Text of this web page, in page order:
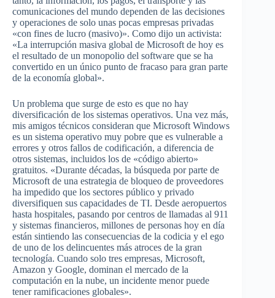
comunicaciones del mundo dependen de las decisiones
y operaciones de solo unas pocas empresas privadas
«con fines de lucro (masivo)». Como dijo un activista:
«La interrupción masiva global de Microsoft de hoy es
el resultado de un monopolio del software que se ha
convertido en un único punto de fracaso para gran parte
de la economía global».
Un problema que surge de esto es que no hay
diversificación de los sistemas operativos. Una vez más,
mis amigos técnicos consideran que Microsoft Windows
es un sistema operativo muy pobre que es vulnerable a
errores y otros fallos de codificación, a diferencia de
otros sistemas, incluidos los de «código abierto»
gratuitos. «Durante décadas, la búsqueda por parte de
Microsoft de una estrategia de bloqueo de proveedores
ha impedido que los sectores público y privado
diversifiquen sus capacidades de TI. Desde aeropuertos
hasta hospitales, pasando por centros de llamadas al 911
y sistemas financieros, millones de personas hoy en día
están sintiendo las consecuencias de la codicia y el ego
de uno de los delincuentes más atroces de la gran
tecnología. Cuando solo tres empresas, Microsoft,
Amazon y Google, dominan el mercado de la
computación en la nube, un incidente menor puede
tener ramificaciones globales».